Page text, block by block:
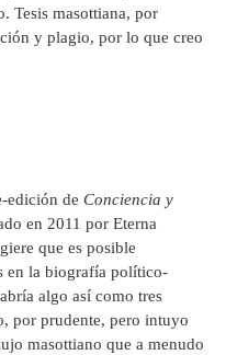
Tesis masottiana, por
y plagio, por lo que creo
edición de Conciencia y
en 2011 por Eterna
que es posible
en la biografía político-
algo así como tres
por prudente, pero intuyo
masottiano que a menudo